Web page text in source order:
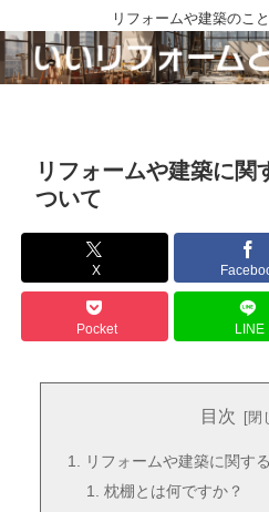
リフォームや建築のこ
リフォームや建築に関
ついて
X
Pocket LINE
目次
リフォームや建築に関す
枕棚とは何ですか？